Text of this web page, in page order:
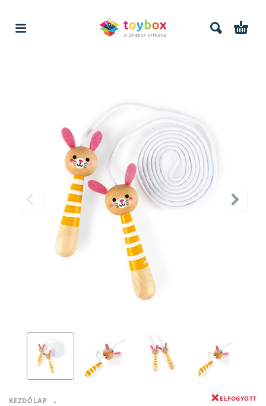
KEZDŐLAP
ELFOGYOTT